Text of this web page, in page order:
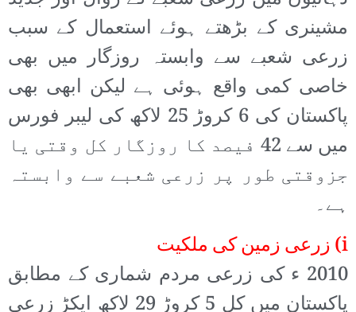
مشینری کے بڑھتے ہوئے استعمال کے سبب
زرعی شعبے سے وابستہ روزگار میں بھی
خاصی کمی واقع ہوئی ہے لیکن ابھی بھی
پاکستان کی 6 کروڑ 25 لاکھ کی لیبر فورس
میں سے 42 فیصد کا روزگار کل وقتی یا
جزوقتی طور پر زرعی شعبے سے وابستہ
ہے۔
i) زرعی زمین کی ملکیت
2010 ء کی زرعی مردم شماری کے مطابق
پاکستان میں کل 5 کروڑ 29 لاکھ ایکڑ زرعی